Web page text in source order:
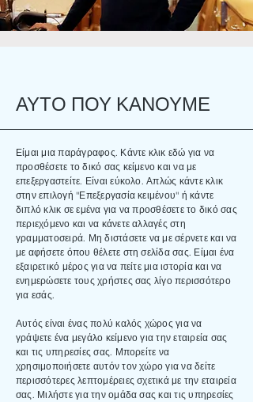
ΑΥΤΟ ΠΟΥ ΚΑΝΟΥΜΕ
Είμαι μια παράγραφος. Κάντε κλικ εδώ για να
προσθέσετε το δικό σας κείμενο και να με
επεξεργαστείτε. Είναι εύκολο. Απλώς κάντε κλικ
στην επιλογή "Επεξεργασία κειμένου" ή κάντε
διπλό κλικ σε εμένα για να προσθέσετε το δικό σας
περιεχόμενο και να κάνετε αλλαγές στη
γραμματοσειρά. Μη διστάσετε να με σέρνετε και να
με αφήσετε όπου θέλετε στη σελίδα σας. Είμαι ένα
εξαιρετικό μέρος για να πείτε μια ιστορία και να
ενημερώσετε τους χρήστες σας λίγο περισσότερο
για εσάς.
Αυτός είναι ένας πολύ καλός χώρος για να
γράψετε ένα μεγάλο κείμενο για την εταιρεία σας
και τις υπηρεσίες σας. Μπορείτε να
χρησιμοποιήσετε αυτόν τον χώρο για να δείτε
περισσότερες λεπτομέρειες σχετικά με την εταιρεία
σας. Μιλήστε για την ομάδα σας και τις υπηρεσίες